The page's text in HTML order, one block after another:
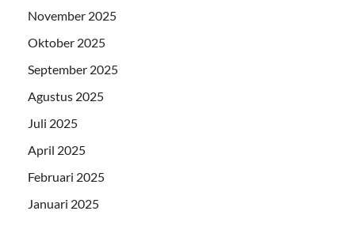
November 2025
Oktober 2025
September 2025
Agustus 2025
Juli 2025
April 2025
Februari 2025
Januari 2025